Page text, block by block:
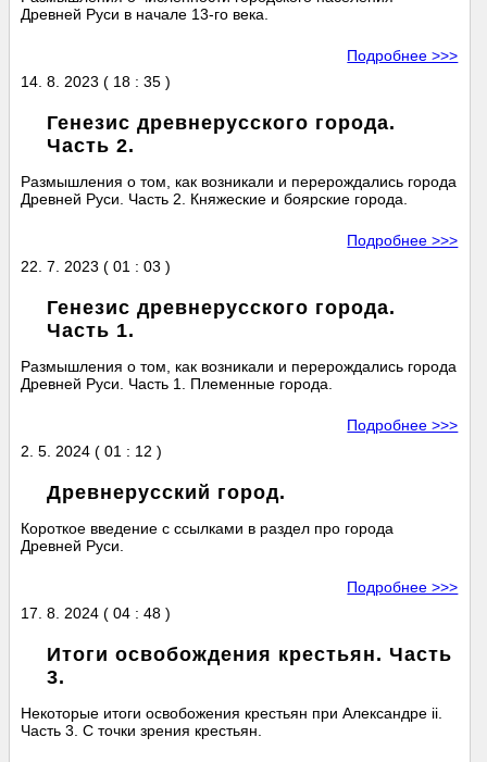
Древней Руси в начале 13-го века.
Подробнее >>>
14. 8. 2023 ( 18 : 35 )
Генезис древнерусского города.
Часть 2.
Размышления о том, как возникали и перерождались города
Древней Руси. Часть 2. Княжеские и боярские города.
Подробнее >>>
22. 7. 2023 ( 01 : 03 )
Генезис древнерусского города.
Часть 1.
Размышления о том, как возникали и перерождались города
Древней Руси. Часть 1. Племенные города.
Подробнее >>>
2. 5. 2024 ( 01 : 12 )
Древнерусский город.
Короткое введение с ссылками в раздел про города
Древней Руси.
Подробнее >>>
17. 8. 2024 ( 04 : 48 )
Итоги освобождения крестьян. Часть
3.
Некоторые итоги освобожения крестьян при Александре ii.
Часть 3. С точки зрения крестьян.